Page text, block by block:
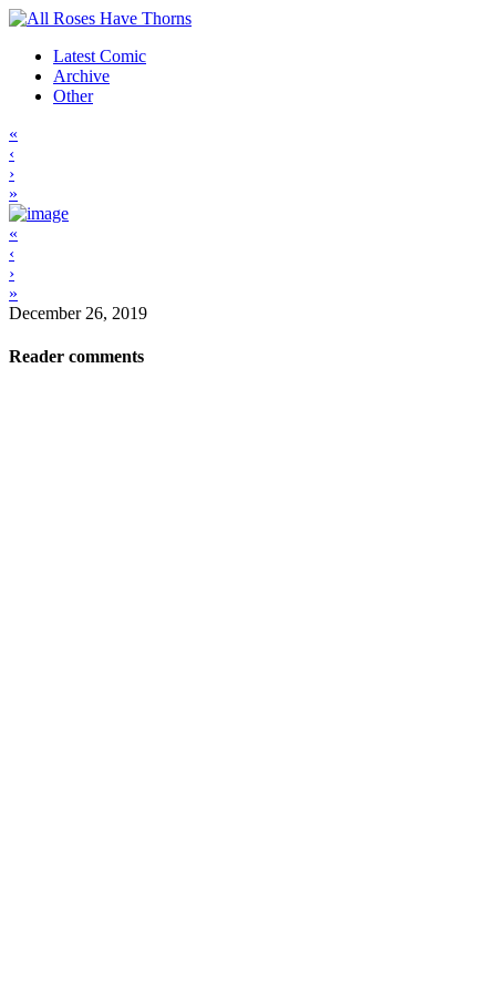
Latest Comic
Archive
Other
«
‹
›
»
«
‹
›
»
December 26, 2019
Reader comments